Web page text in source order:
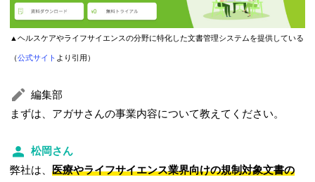
▲ヘルスケアやライフサイエンスの分野に特化した文書管理システムを提供している
（公式サイト より引用）
編集部
まずは、アガサさんの事業内容について教えてください。
松岡さん
弊社は、医療やライフサイエンス業界向けの規制対象文書の